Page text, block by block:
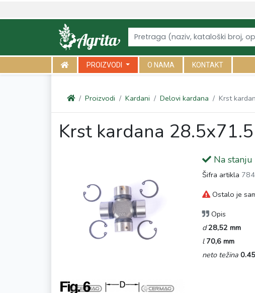
PROIZVODI O NAMA KONTAKT
Proizvodi Kardani Delovi kardana Krst
Krst kardana
Na stanju
Šifra artikla
Ostalo je
Opis
d 28,52 mm
l 70,6 mm
neto težina